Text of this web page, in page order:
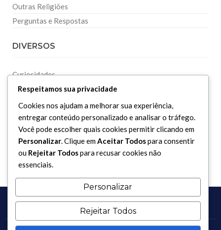
Outras Religiões
Perguntas e Respostas
DIVERSOS
Curiosidades
Dicionário Islâmico
Downloads
Respeitamos sua privacidade
Cookies nos ajudam a melhorar sua experiência,
entregar conteúdo personalizado e analisar o tráfego.
Você pode escolher quais cookies permitir clicando em
Personalizar. Clique emAceitar Todospara consentir
ou Rejeitar Todospara recusar cookies não
essenciais.
Personalizar
Rejeitar Todos